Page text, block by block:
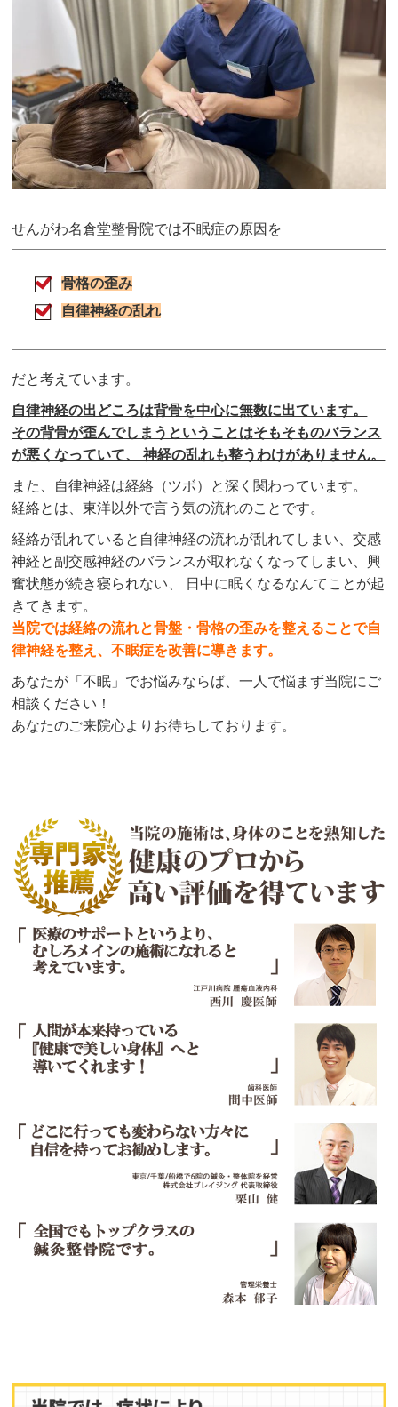
せんがわ名倉堂整骨院では不眠症の原因を
骨格の歪み
自律神経の乱れ
だと考えています。
自律神経の出どころは背骨を中心に無数に出ています。
その背骨が歪んでしまうということはそもそものバランス
が悪くなっていて、 神経の乱れも整うわけがありません。
また、自律神経は経絡（ツボ）と深く関わっています。
経絡とは、東洋以外で言う気の流れのことです。
経絡が乱れていると自律神経の流れが乱れてしまい、交感
神経と副交感神経のバランスが取れなくなってしまい、興
奮状態が続き寝られない、 日中に眠くなるなんてことが起
きてきます。
当院では経絡の流れと骨盤・骨格の歪みを整えることで自
律神経を整え、不眠症を改善に導きます。
あなたが「不眠」でお悩みならば、一人で悩まず当院にご
相談ください！
あなたのご来院心よりお待ちしております。